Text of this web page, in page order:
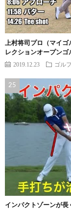
上村将司プロ（マイ
レクションオープン
2019.12.23 ゴル
インパクトゾーンが